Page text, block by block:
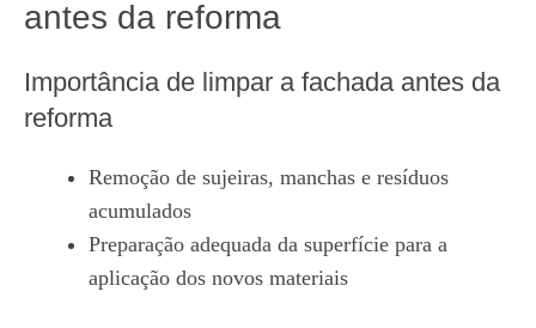
antes da reforma
Importância de limpar a fachada antes da
reforma
Remoção de sujeiras, manchas e resíduos
acumulados
Preparação adequada da superfície para a
aplicação dos novos materiais